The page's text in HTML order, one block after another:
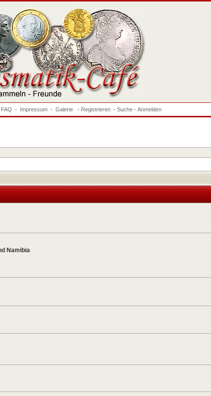
FAQ - Impressum - Galerie - Registrieren - Suche - Anmelden
Namibia